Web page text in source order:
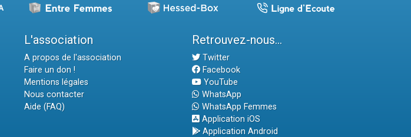
L'association
A propos de l'association
Faire un don !
Mentions légales
Nous contacter
Aide (FAQ)
Retrouvez-nous...
Twitter
Facebook
YouTube
WhatsApp
WhatsApp Femmes
Application iOS
Application Android